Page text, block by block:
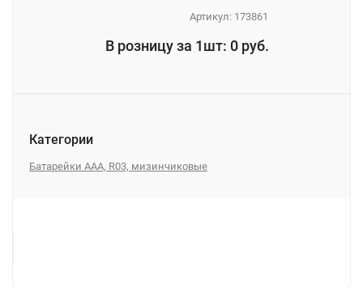
Артикул: 173861
В розницу за 1шт: 0 руб.
Категории
Батарейки AAA, R03, мизинчиковые